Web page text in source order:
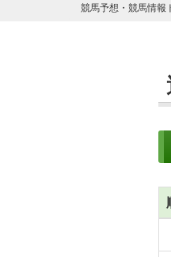
競馬予想・競馬情報